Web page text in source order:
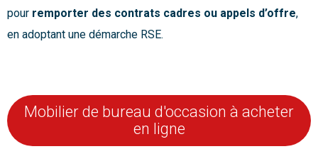
pour remporter des contrats cadres ou appels d’offre,
en adoptant une démarche RSE.
Mobilier de bureau d'occasion à acheter
en ligne